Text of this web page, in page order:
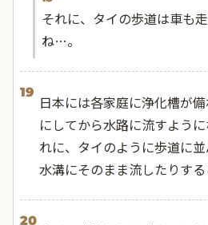
それに、タイの歩道は車も
ね…。
19
日本には各家庭に浄化槽が
にしてから水路に流すよう
れに、タイのように歩道に
水溝にそのまま流したりする
20